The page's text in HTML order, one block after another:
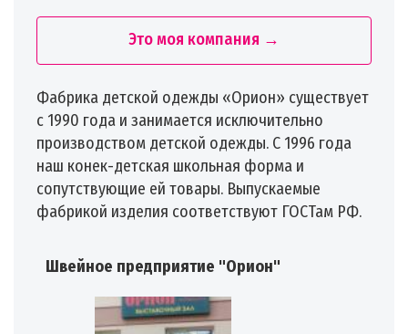
Это моя компания →
Фабрика детской одежды «Орион» существует
с 1990 года и занимается исключительно
производством детской одежды. С 1996 года
наш конек-детская школьная форма и
сопутствующие ей товары. Выпускаемые
фабрикой изделия соответствуют ГОСТам РФ.
Швейное предприятие "Орион"